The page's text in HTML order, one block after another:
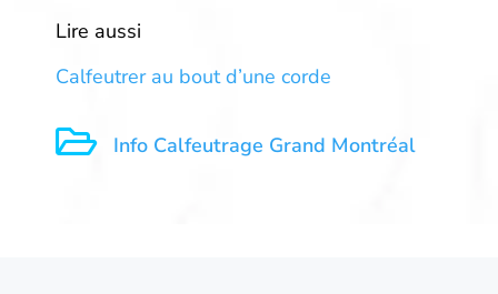
Lire aussi
Calfeutrer au bout d’une corde
 Info Calfeutrage Grand Montréal